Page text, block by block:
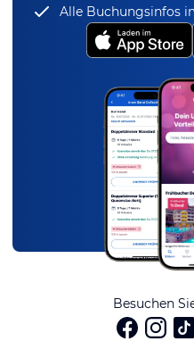
Alle Buchungsinfos
Besuchen